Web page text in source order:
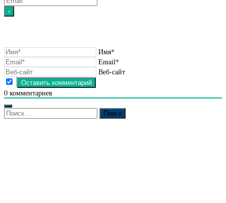
Имя*
Email*
Веб-сайт
0 комментариев
Найти: